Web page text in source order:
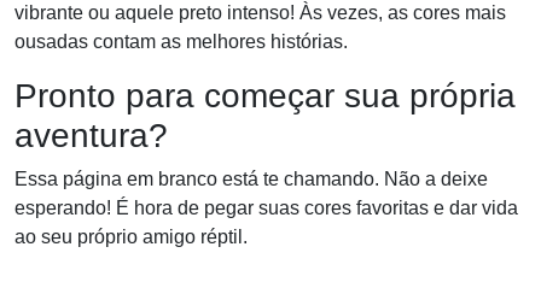
vibrante ou aquele preto intenso! Às vezes, as cores mais
ousadas contam as melhores histórias.
Pronto para começar sua própria
aventura?
Essa página em branco está te chamando. Não a deixe
esperando! É hora de pegar suas cores favoritas e dar vida
ao seu próprio amigo réptil.